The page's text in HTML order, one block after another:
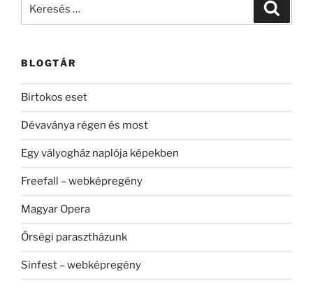
BLOGTÁR
Birtokos eset
Dévaványa régen és most
Egy vályogház naplója képekben
Freefall – webképregény
Magyar Opera
Őrségi parasztházunk
Sinfest – webképregény